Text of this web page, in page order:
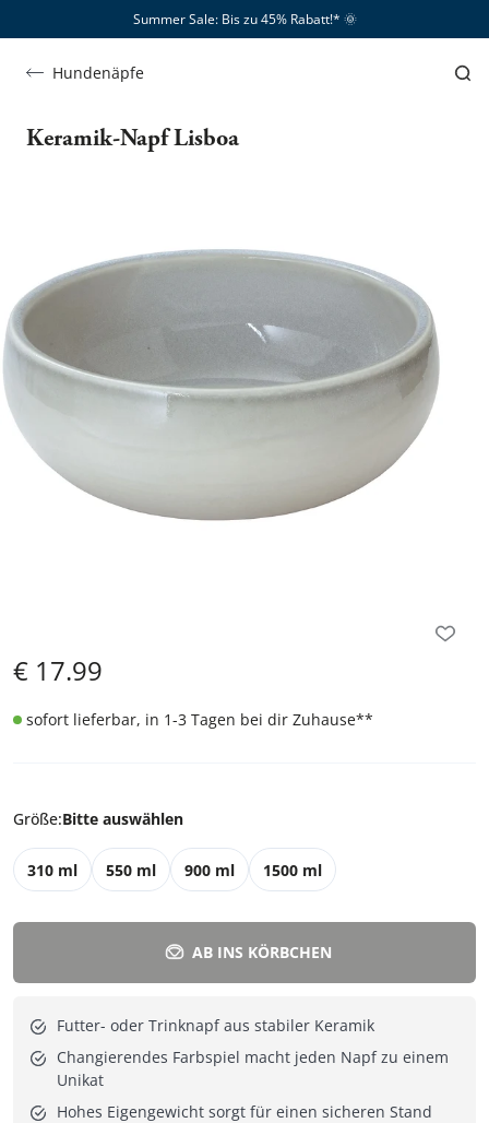
Summer Sale: Bis zu 45% Rabatt!*​ 🌞
Hundenäpfe
Keramik-Napf Lisboa
€ 17.99
sofort lieferbar, in 1-3 Tagen bei dir Zuhause**
Größe:Bitte auswählen
310 ml 550 ml 900 ml 1500 ml
AB INS KÖRBCHEN
Futter- oder Trinknapf aus stabiler Keramik
Changierendes Farbspiel macht jeden Napf zu einem
Unikat
Hohes Eigengewicht sorgt für einen sicheren Stand